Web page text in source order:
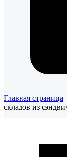
Главная страница
складов из